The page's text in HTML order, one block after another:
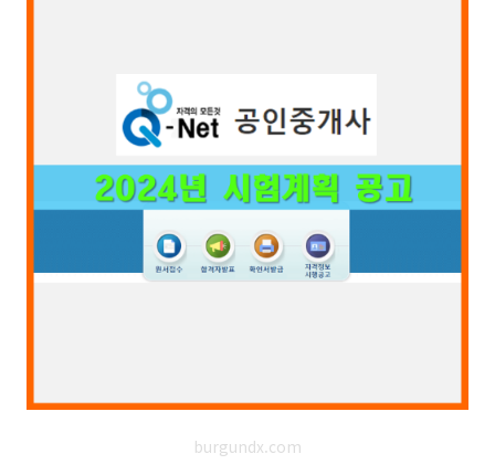
burgundx.com